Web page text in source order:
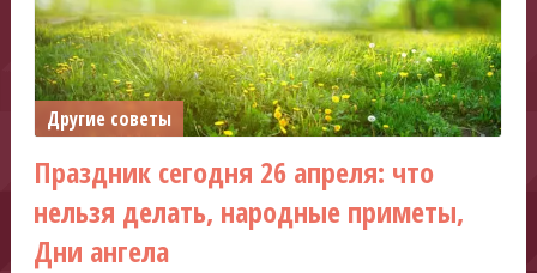
Другие советы
Праздник сегодня 26 апреля: что
нельзя делать, народные приметы,
Дни ангела